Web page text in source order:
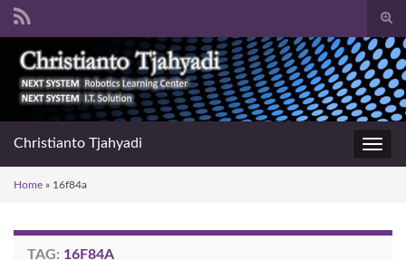
form
Search for:
Christianto Tjahyadi
Home » 16f84a
TAG: 16F84A